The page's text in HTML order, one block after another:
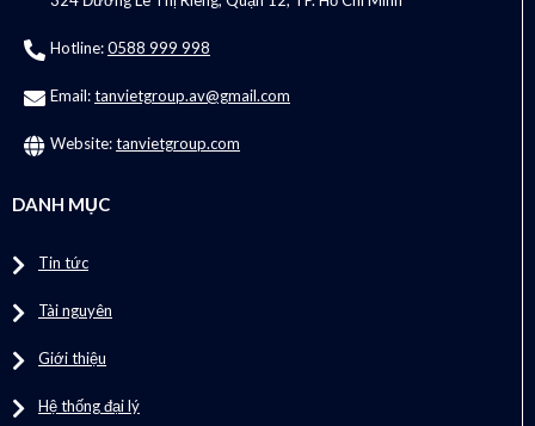
Hotline:0588 999 998
Email:tanvietgroup.av@gmail.com
Website:tanvietgroup.com
DANH MỤC
Tin tức
Tài nguyên
Giới thiệu
Hệ thống đại lý